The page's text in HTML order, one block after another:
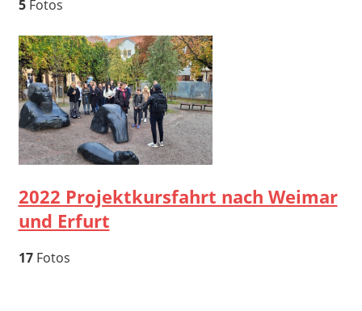
5Fotos
2022 Projektkursfahrt nach Weimar
und Erfurt
17Fotos